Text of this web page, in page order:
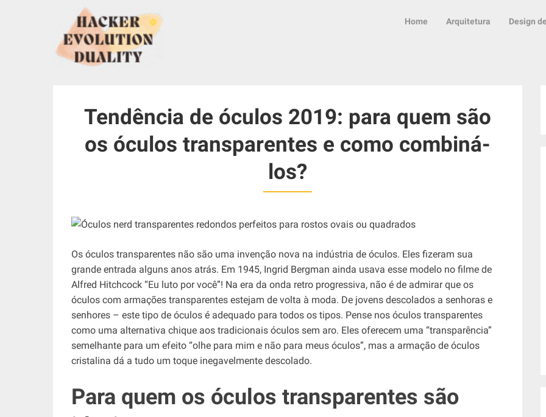
Home Arquitetura Design
Tendência de óculos 2019: para quem são
os óculos transparentes e como combiná-
los?
Os óculos transparentes não são uma invenção nova na indústria de óculos. Eles fizeram sua
grande entrada alguns anos atrás. Em 1945, Ingrid Bergman ainda usava esse modelo no filme de
Alfred Hitchcock “Eu luto por você”! Na era da onda retro progressiva, não é de admirar que os
óculos com armações transparentes estejam de volta à moda. De jovens descolados a senhoras e
senhores – este tipo de óculos é adequado para todos os tipos. Pense nos óculos transparentes
como uma alternativa chique aos tradicionais óculos sem aro. Eles oferecem uma “transparência”
semelhante para um efeito “olhe para mim e não para meus óculos”, mas a armação de óculos
cristalina dá a tudo um toque inegavelmente descolado.
Para quem os óculos transparentes são